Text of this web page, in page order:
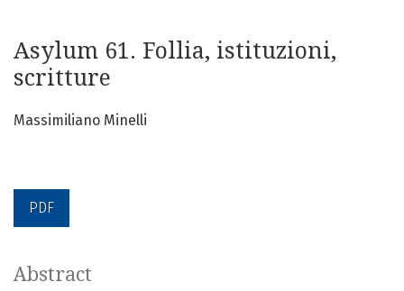
Asylum 61. Follia, istituzioni,
scritture
Massimiliano Minelli
PDF
Abstract